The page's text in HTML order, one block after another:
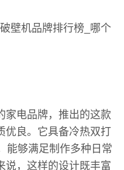
家电品牌，推出的这款
优良。它具备冷热双打
能够满足制作多种日常
说，这样的设计既丰富